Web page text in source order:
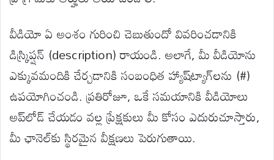
వీడియో ఏ అంశం గురించి చెబుతుందో వివరించడానికి
డిస్క్రిప్షన్‌ (description) రాయండి. అలాగే, మీ వీడియోను
ఎక్కువమందికి చేర్చడానికి సంబంధిత హ్యాష్‌ట్యాగ్‌లను (#)
ఉపయోగించండి. ప్రతిరోజూ, ఒకే సమయానికి వీడియోలు
అప్‌లోడ్ చేయడం వల్ల ప్రేక్షకులు మీ కోసం ఎదురుచూస్తారు,
మీ ఛానెల్‌కు స్థిరమైన వీక్షణలు పెరుగుతాయి.